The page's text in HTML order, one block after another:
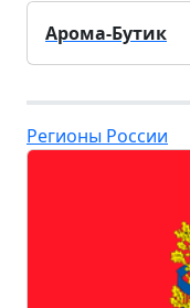
Арома-Бутик
Регионы России